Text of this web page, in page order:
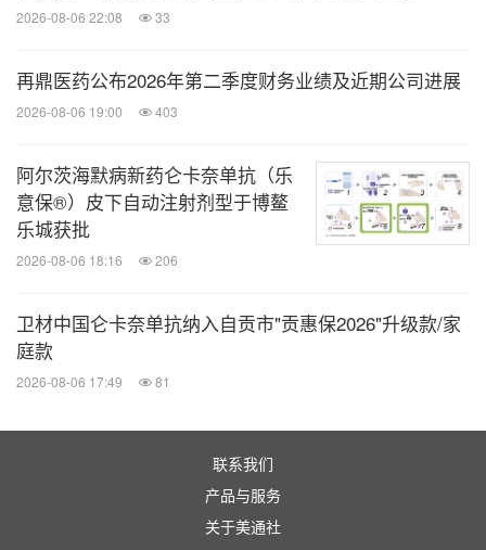
专题3：CAR-T治疗后桥接异基因移植
主持嘉宾：河北医科大学第二医院任金海教授、中国
病医院医疗院长王健民教授、北京陆道培血液病医院
医疗常务副院长王景文教授
华中科技大学同济医学院附属协和医院梅恒教授分
B-ALL:Who?When?Why?
徐州医科大学血液病研究所徐开林教授作了CAR-T
浙江大学医学院附属第一医院胡永仙教授作了CD7
CAR-T细胞桥接异基因造血干细胞移植治疗难治复
2026-08-06 22:08 33
再鼎医药公布2026年第二季度财务业绩及近期公司进展
2026-08-06 19:00 403
阿尔茨海默病新药仑卡奈单抗（乐
意保®）皮下自动注射剂型于博鳌
乐城获批
2026-08-06 18:16 206
卫材中国仑卡奈单抗纳入自贡市"贡惠保2026"升级款/家
庭款
2026-08-06 17:49 81
联系我们
产品与服务
关于美通社